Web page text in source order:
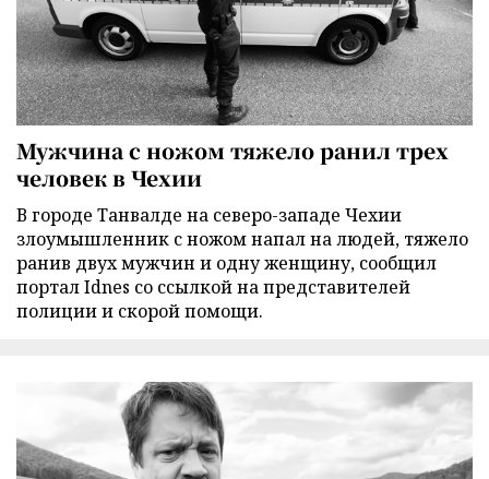
Мужчина с ножом тяжело ранил трех
человек в Чехии
В городе Танвалде на северо-западе Чехии
злоумышленник с ножом напал на людей, тяжело
ранив двух мужчин и одну женщину, сообщил
портал Idnes со ссылкой на представителей
полиции и скорой помощи.